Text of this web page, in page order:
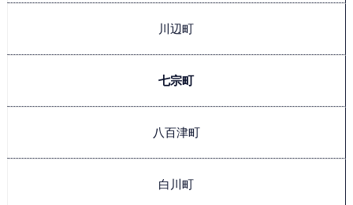
川辺町
七宗町
八百津町
白川町